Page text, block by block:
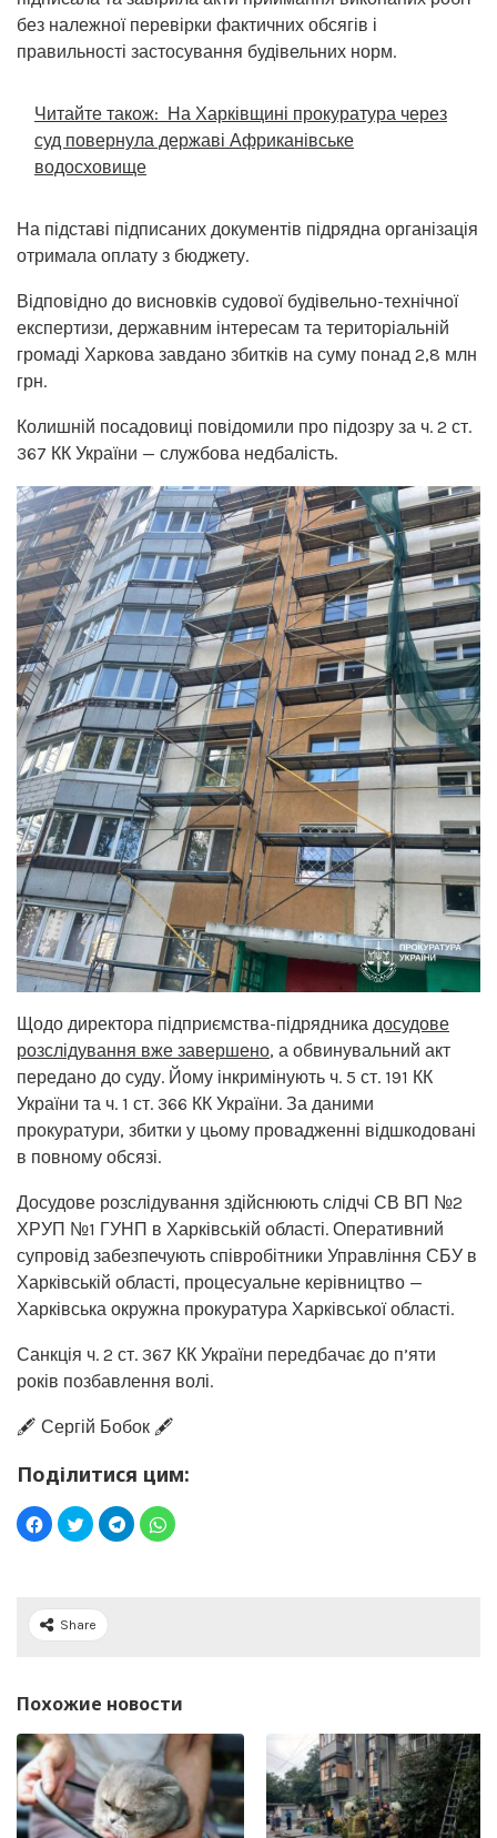
без належної перевірки фактичних обсягів і
правильності застосування будівельних норм.
Читайте також: На Харківщині прокуратура через
суд повернула державі Африканівське
водосховище
На підставі підписаних документів підрядна організація
отримала оплату з бюджету.
Відповідно до висновків судової будівельно-технічної
експертизи, державним інтересам та територіальній
громаді Харкова завдано збитків на суму понад 2,8 млн
грн.
Колишній посадовиці повідомили про підозру за ч. 2 ст.
367 КК України — службова недбалість.
Щодо директора підприємства-підрядника досудове
розслідування вже завершено, а обвинувальний акт
передано до суду. Йому інкримінують ч. 5 ст. 191 КК
України та ч. 1 ст. 366 КК України. За даними
прокуратури, збитки у цьому провадженні відшкодовані
в повному обсязі.
Досудове розслідування здійснюють слідчі СВ ВП №2
ХРУП №1 ГУНП в Харківській області. Оперативний
супровід забезпечують співробітники Управління СБУ в
Харківській області, процесуальне керівництво —
Харківська окружна прокуратура Харківської області.
Санкція ч. 2 ст. 367 КК України передбачає до п’яти
років позбавлення волі.
🖋️ Сергій Бобок 🖋️
Поділитися цим:
Share
Похожие новости